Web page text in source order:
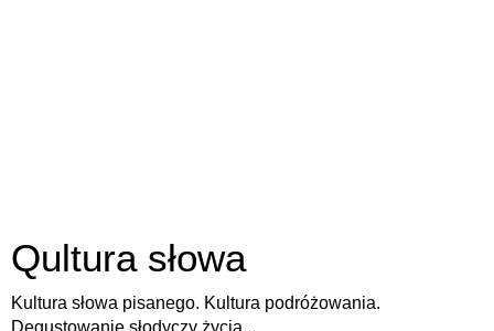
Qultura słowa
Kultura słowa pisanego. Kultura podróżowania.
Degustowanie słodyczy życia...